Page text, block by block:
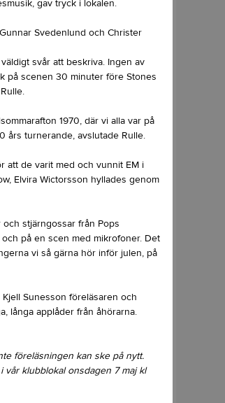
gav tryck i lokalen.
Svedenlund och Christer
svår att beskriva. Ingen av
på scenen 30 minuter före Stones
1970, där vi alla var på
års turnerande, avslutade Rulle.
att de varit med och vunnit EM i
Elvira Wictorsson hyllades genom
stjärngossar från Pops
på en scen med mikrofoner. Det
vi så gärna hör inför julen, på
Sunesson föreläsaren och
långa applåder från åhörarna.
föreläsningen kan ske på nytt.
vår klubblokal onsdagen 7 maj kl